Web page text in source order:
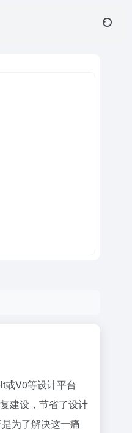
或V0等设计平台
建设，节省了设计
为了解决这一痛